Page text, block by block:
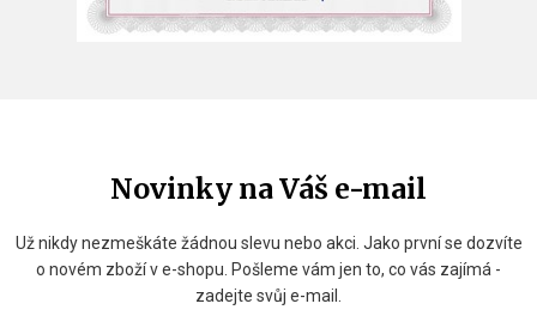
Novinky na Váš e-mail
Už nikdy nezmeškáte žádnou slevu nebo akci. Jako první se dozvíte
o novém zboží v e-shopu. Pošleme vám jen to, co vás zajímá -
zadejte svůj e-mail.